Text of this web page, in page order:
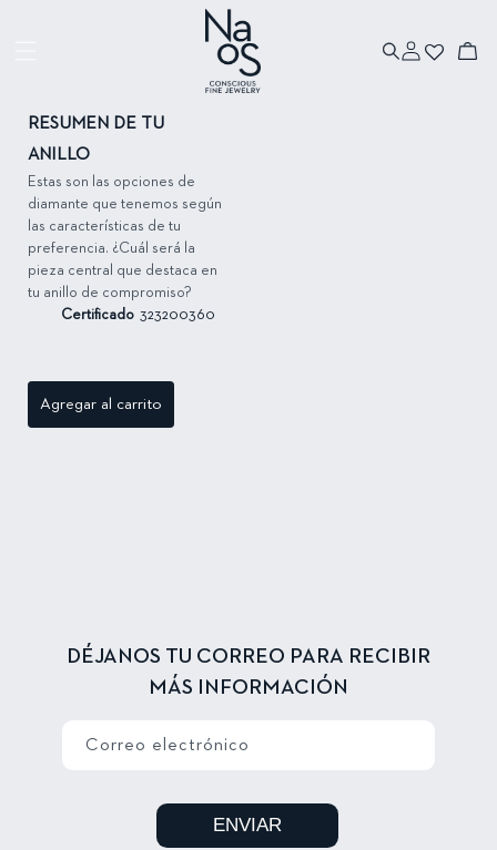
sesión
Carrito
RESUMEN DE TU
ANILLO
Estas son las opciones de
diamante que tenemos según
las características de tu
preferencia. ¿Cuál será la
pieza central que destaca en
tu anillo de compromiso?
Certificado323200360
Agregar al carrito
DÉJANOS TU CORREO PARA RECIBIR
MÁS INFORMACIÓN
Correo electrónico
ENVIAR